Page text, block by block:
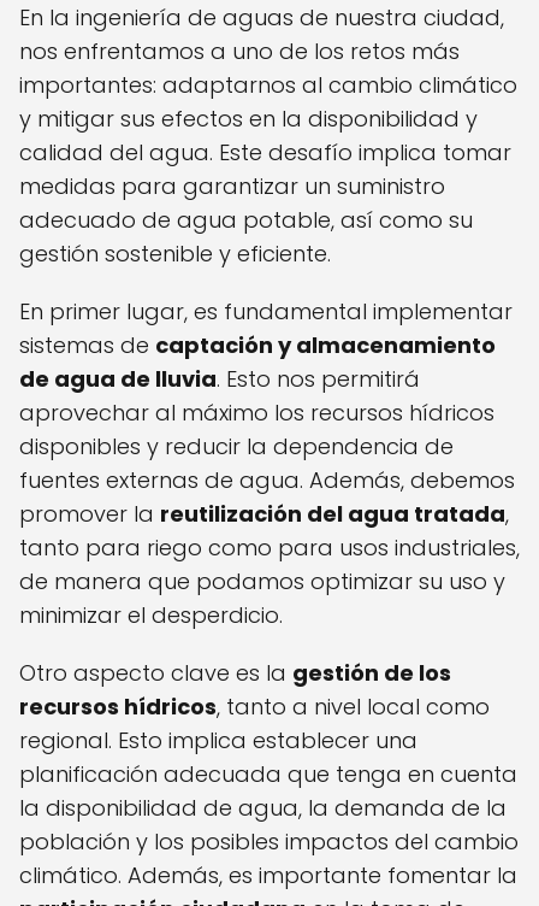
En la ingeniería de aguas de nuestra ciudad,
nos enfrentamos a uno de los retos más
importantes: adaptarnos al cambio climático
y mitigar sus efectos en la disponibilidad y
calidad del agua. Este desafío implica tomar
medidas para garantizar un suministro
adecuado de agua potable, así como su
gestión sostenible y eficiente.
En primer lugar, es fundamental implementar
sistemas de captación y almacenamiento
de agua de lluvia. Esto nos permitirá
aprovechar al máximo los recursos hídricos
disponibles y reducir la dependencia de
fuentes externas de agua. Además, debemos
promover la reutilización del agua tratada,
tanto para riego como para usos industriales,
de manera que podamos optimizar su uso y
minimizar el desperdicio.
Otro aspecto clave es la gestión de los
recursos hídricos, tanto a nivel local como
regional. Esto implica establecer una
planificación adecuada que tenga en cuenta
la disponibilidad de agua, la demanda de la
población y los posibles impactos del cambio
climático. Además, es importante fomentar la